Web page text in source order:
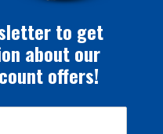
to get
about our
offers!